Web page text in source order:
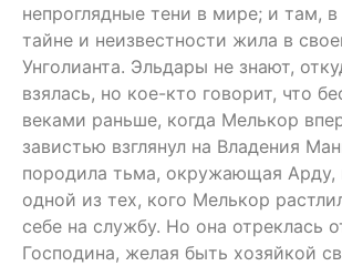
непроглядные тени в мире; и там, в
тайне и неизвестности жила в
Унголианта. Эльдары не знают,
взялась, но кое-кто говорит, что
веками раньше, когда Мелькор
завистью взглянул на Владения
породила тьма, окружающая Арду,
одной из тех, кого Мелькор
себе на службу. Но она отреклась
Господина, желая быть хозяйкой